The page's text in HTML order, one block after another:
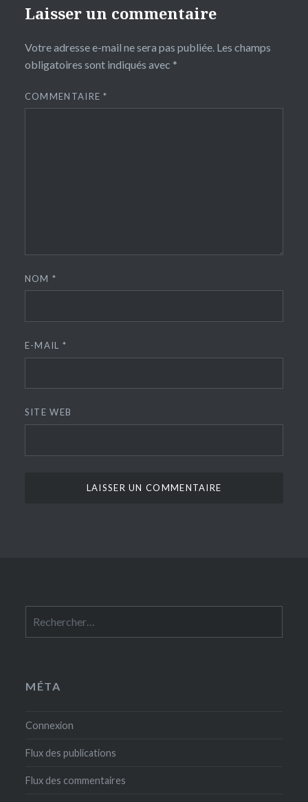
Laisser un commentaire
Votre adresse e-mail ne sera pas publiée. Les champs
obligatoires sont indiqués avec *
COMMENTAIRE*
NOM*
E-MAIL *
SITE WEB
MÉTA
Connexion
Flux des publications
Flux des commentaires